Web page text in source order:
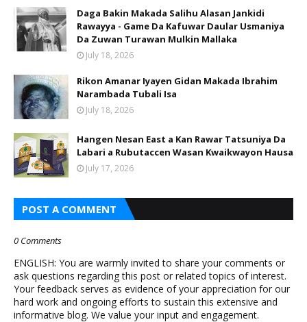
Daga Bakin Makada Salihu Alasan Jankidi
Rawayya - Game Da Kafuwar Daular Usmaniya
Da Zuwan Turawan Mulkin Mallaka
July 18, 2026
Rikon Amanar Iyayen Gidan Makada Ibrahim
Narambada Tubali Isa
July 18, 2026
Hangen Nesan East a Kan Rawar Tatsuniya Da
Labari a Rubutaccen Wasan Kwaikwayon Hausa
July 17, 2026
POST A COMMENT
0 Comments
ENGLISH: You are warmly invited to share your comments or
ask questions regarding this post or related topics of interest.
Your feedback serves as evidence of your appreciation for our
hard work and ongoing efforts to sustain this extensive and
informative blog. We value your input and engagement.